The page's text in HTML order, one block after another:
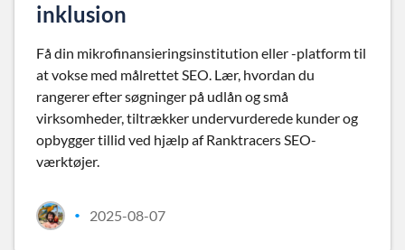
inklusion
Få din mikrofinansieringsinstitution eller -platform til
at vokse med målrettet SEO. Lær, hvordan du
rangerer efter søgninger på udlån og små
virksomheder, tiltrækker undervurderede kunder og
opbygger tillid ved hjælp af Ranktracers SEO-
værktøjer.
• 2025-08-07